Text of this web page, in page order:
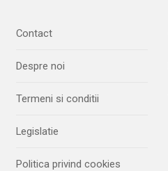
Contact
Despre noi
Termeni si conditii
Legislatie
Politica privind cookies